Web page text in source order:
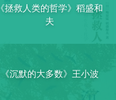
《拯救人类的哲学》稻盛和
夫
《沉默的大多数》王小波